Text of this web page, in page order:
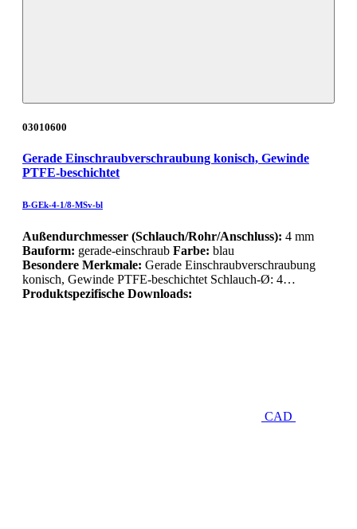
03010600
Gerade Einschraubverschraubung konisch, Gewinde
PTFE-beschichtet
B-GEk-4-1/8-MSv-bl
Außendurchmesser (Schlauch/Rohr/Anschluss): 4 mm
Bauform: gerade-einschraub Farbe: blau
Besondere Merkmale: Gerade Einschraubverschraubung
konisch, Gewinde PTFE-beschichtet Schlauch-Ø: 4…
Produktspezifische Downloads:
CAD